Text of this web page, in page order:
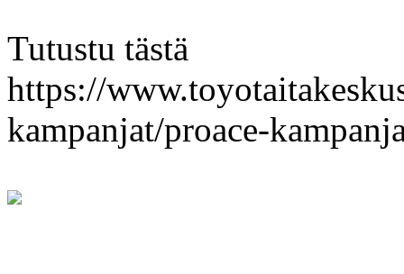
Tutustu tästä
https://
kampanjat/proace-